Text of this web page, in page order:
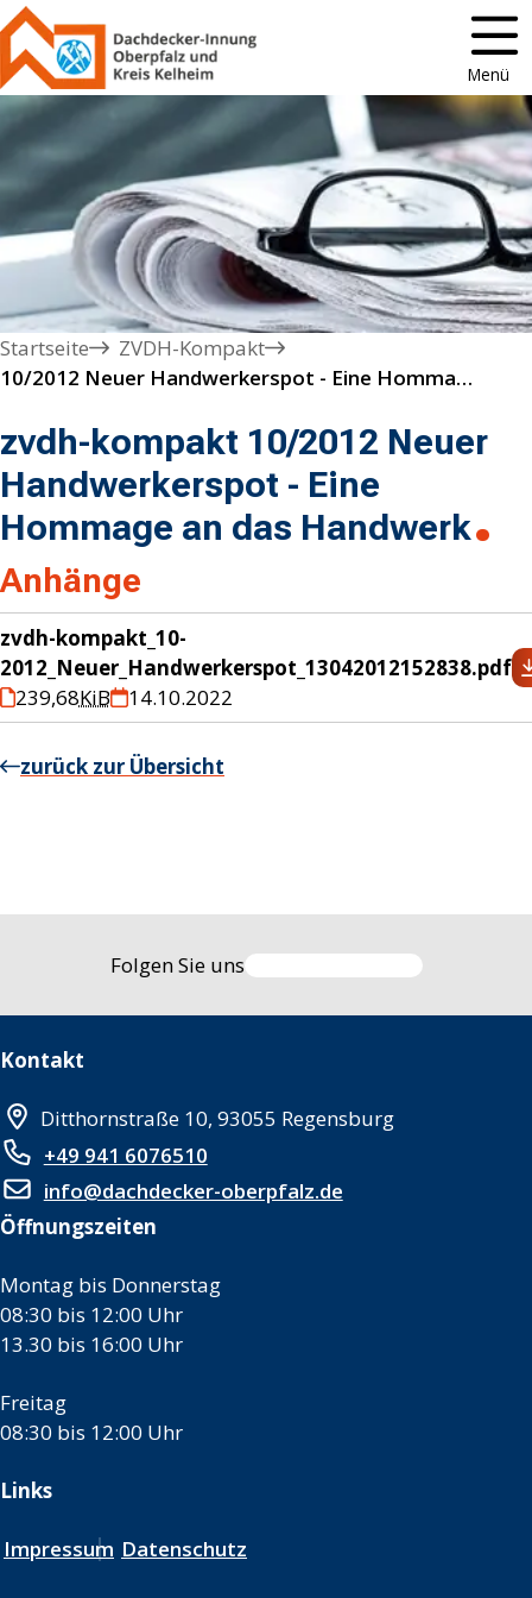
Menü
Startseite
ZVDH-Kompakt
10/2012 Neuer Handwerkerspot - Eine Hommage an das Handwerk
zvdh-kompakt 10/2012 Neuer
Handwerkerspot - Eine
Hommage an das Handwerk
Anhänge
zvdh-kompakt_10-
2012_Neuer_Handwerkerspot_13042012152838.pdf
239,68KiB 14.10.2022
zurück zur Übersicht
Folgen Sie uns
Kontakt
Ditthornstraße 10, 93055 Regensburg
+49 941 6076510
info@dachdecker-oberpfalz.de
Öffnungszeiten
Montag bis Donnerstag
08:30 bis 12:00 Uhr
13.30 bis 16:00 Uhr
Freitag
08:30 bis 12:00 Uhr
Links
Impressum Datenschutz